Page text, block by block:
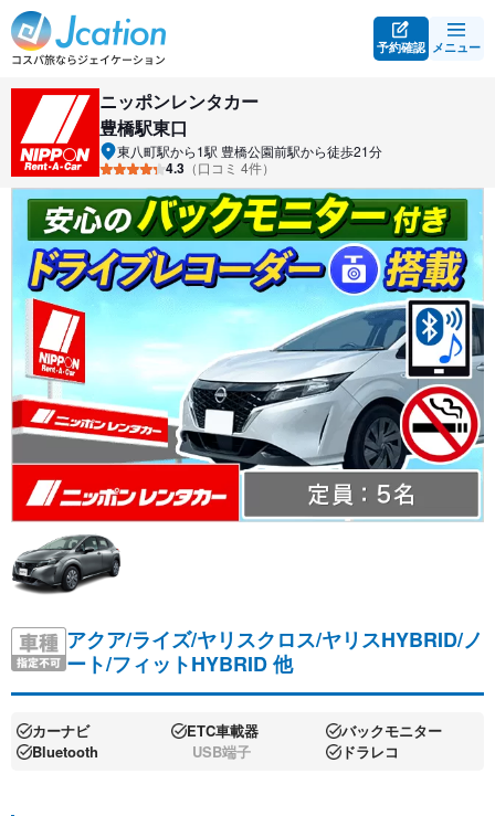
予約確認 メニュー
ニッポンレンタカー
豊橋駅東口
東八町駅から1駅 豊橋公園前駅から徒歩21分
4.3 （口コミ 4件）
アクア/ライズ/ヤリスクロス/ヤリスHYBRID/ノ
ート/フィットHYBRID 他
カーナビ ETC車載器
バックモニター
Bluetooth
USB端子 ドラレコ